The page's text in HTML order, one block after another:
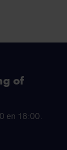
of
en 18:00.